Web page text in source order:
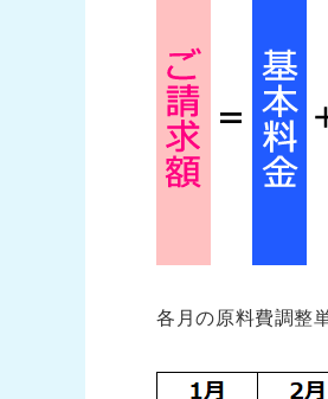
各月の原料費調整